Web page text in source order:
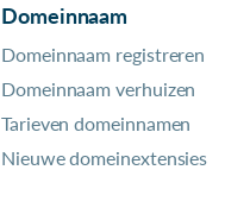
Domeinnaam
Domeinnaam registreren
Domeinnaam verhuizen
Tarieven domeinnamen
Nieuwe domeinextensies